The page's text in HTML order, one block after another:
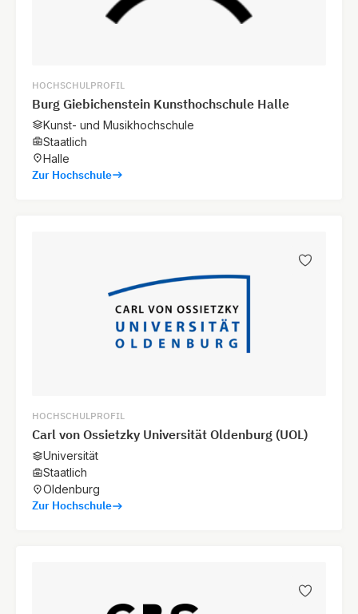
HOCHSCHULPROFIL
Burg Giebichenstein Kunsthochschule Halle
Kunst- und Musikhochschule
Staatlich
Halle
Zur Hochschule
HOCHSCHULPROFIL
Carl von Ossietzky Universität Oldenburg (UOL)
Universität
Staatlich
Oldenburg
Zur Hochschule